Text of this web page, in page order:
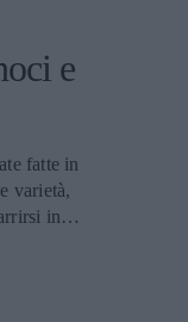
e
fatte in
varietà,
in